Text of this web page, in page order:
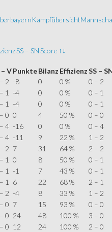
Kampfübersicht
SS – SNScore ↑↓
– V Punkte Bilanz EffizienzSS –
2 -8 0 0 % 0 – 2
1 -4 0 0 % 0 – 1
1 -4 0 0 % 0 – 1
0 0 4 50 % 0 – 0
4 -16 0 0 % 0 – 4
4 -11 9 22 % 1 – 2
2 7 31 64 % 2 – 2
1 0 8 50 % 0 – 1
1 -1 7 43 % 0 – 1
1 6 22 68 % 2 – 1
2 -4 8 33 % 1 – 2
0 7 15 93 % 0 – 0
0 24 48 100 % 3 – 0
0 12 24 100 % 2 – 0